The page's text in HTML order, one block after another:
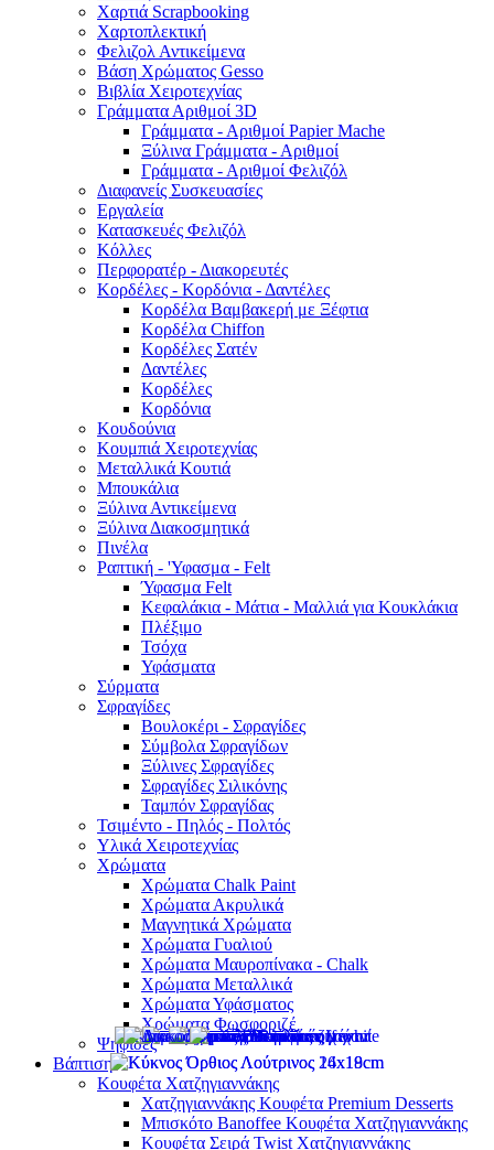
Χαρτιά Scrapbooking
Χαρτοπλεκτική
Φελιζολ Αντικείμενα
Βάση Χρώματος Gesso
Βιβλία Χειροτεχνίας
Γράμματα Αριθμοί 3D
Γράμματα - Αριθμοί Papier Mache
Ξύλινα Γράμματα - Αριθμοί
Γράμματα - Αριθμοί Φελιζόλ
Διαφανείς Συσκευασίες
Εργαλεία
Κατασκευές Φελιζόλ
Κόλλες
Περφορατέρ - Διακορευτές
Κορδέλες - Κορδόνια - Δαντέλες
Κορδέλα Βαμβακερή με Ξέφτια
Κορδέλα Chiffon
Κορδέλες Σατέν
Δαντέλες
Κορδέλες
Κορδόνια
Κουδούνια
Κουμπιά Χειροτεχνίας
Μεταλλικά Κουτιά
Μπουκάλια
Ξύλινα Αντικείμενα
Ξύλινα Διακοσμητικά
Πινέλα
Ραπτική - 'Υφασμα - Felt
Ύφασμα Felt
Κεφαλάκια - Μάτια - Μαλλιά για Κουκλάκια
Πλέξιμο
Τσόχα
Υφάσματα
Σύρματα
Σφραγίδες
Βουλοκέρι - Σφραγίδες
Σύμβολα Σφραγίδων
Ξύλινες Σφραγίδες
Σφραγίδες Σιλικόνης
Ταμπόν Σφραγίδας
Τσιμέντο - Πηλός - Πολτός
Υλικά Χειροτεχνίας
Χρώματα
Χρώματα Chalk Paint
Χρώματα Ακρυλικά
Μαγνητικά Χρώματα
Χρώματα Γυαλιού
Χρώματα Μαυροπίνακα - Chalk
Χρώματα Μεταλλικά
Χρώματα Υφάσματος
Χρώματα Φωσφοριζέ
Ψηφίδες
Βάπτιση
Κουφέτα Χατζηγιαννάκης
Χατζηγιαννάκης Κουφέτα Premium Desserts
Μπισκότο Banoffee Κουφέτα Χατζηγιαννάκης
Κουφέτα Σειρά Twist Χατζηγιαννάκης